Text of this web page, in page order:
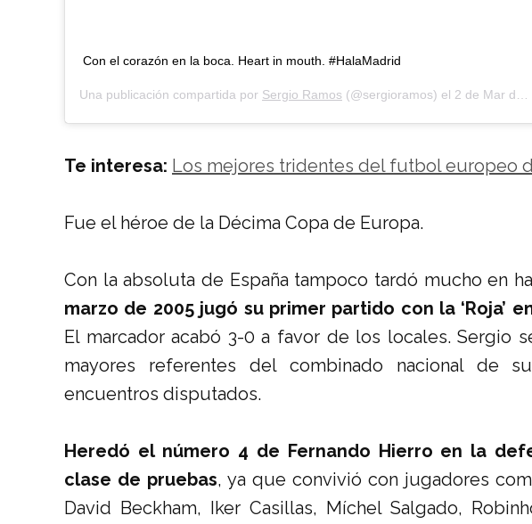
Con el corazón en la boca. Heart in mouth. #HalaMadrid
Una publicación compartida por Sergio Ramos (@sergioramos) el 2 de Mar de 2020 a las 3:55 PST
Te interesa: Los mejores tridentes del futbol europeo
Fue el héroe de la Décima Copa de Europa.
Con la absoluta de España tampoco tardó mucho en
marzo de 2005 jugó su primer partido con la ‘Roja’
El marcador acabó 3-0 a favor de los locales. Sergio
mayores referentes del combinado nacional de
encuentros disputados.
Heredó el número 4 de Fernando Hierro en la
clase de pruebas, ya que convivió con jugadores
David Beckham, Iker Casillas, Míchel Salgado,